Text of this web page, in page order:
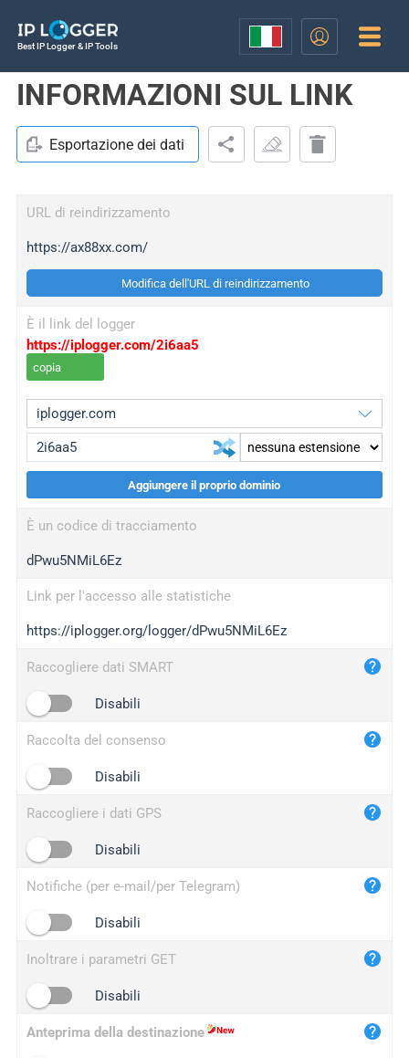
Best IP Logger & IP Tools
INFORMAZIONI SUL LINK
Esportazione dei dati
URL di reindirizzamento
https://ax88xx.com/
Modifica dell'URL di reindirizzamento
È il link del logger
https://iplogger.com/2i6aa5
copia
wl.gl
ed.tc
bc.ax
iplogger.com
maper.info
2no.co
yip.su
iplogger.info
Aggiungere il proprio dominio
È un codice di tracciamento
dPwu5NMiL6Ez
Link per l'accesso alle statistiche
https://iplogger.org/logger/dPwu5NMiL6Ez
Raccogliere dati SMART
Disabili
Raccolta del consenso
Disabili
Raccogliere i dati GPS
Disabili
Notifiche (per e-mail/per Telegram)
Disabili
Inoltrare i parametri GET
Disabili
Anteprima della destinazione